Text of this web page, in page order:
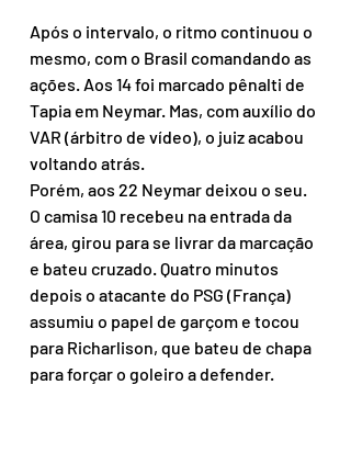
Após o intervalo, o ritmo continuou o
mesmo, com o Brasil comandando as
ações. Aos 14 foi marcado pênalti de
Tapia em Neymar. Mas, com auxílio do
VAR (árbitro de vídeo), o juiz acabou
voltando atrás.
Porém, aos 22 Neymar deixou o seu.
O camisa 10 recebeu na entrada da
área, girou para se livrar da marcação
e bateu cruzado. Quatro minutos
depois o atacante do PSG (França)
assumiu o papel de garçom e tocou
para Richarlison, que bateu de chapa
para forçar o goleiro a defender.